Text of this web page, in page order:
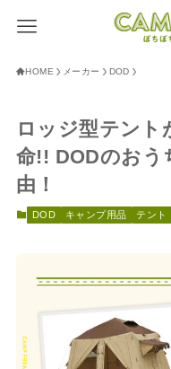
HOME メーカー DOD
ロッジ型テン
命!! DODのおう
由！
DOD キャンプ用品 テント